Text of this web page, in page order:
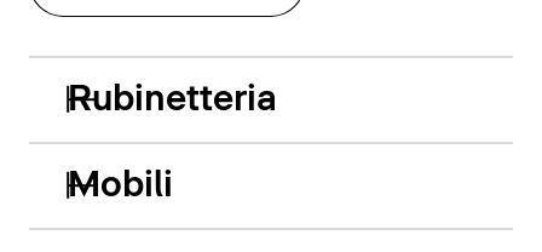
Rubinetteria
Mobili